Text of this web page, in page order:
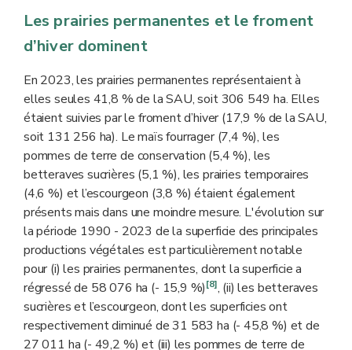
Les prairies permanentes et le froment
d’hiver dominent
En 2023, les prairies permanentes représentaient à
elles seules 41,8 % de la SAU, soit 306 549 ha. Elles
étaient suivies par le froment d’hiver (17,9 % de la SAU,
soit 131 256 ha). Le maïs fourrager (7,4 %), les
pommes de terre de conservation (5,4 %), les
betteraves sucrières (5,1 %), les prairies temporaires
(4,6 %) et l’escourgeon (3,8 %) étaient également
présents mais dans une moindre mesure. L'évolution sur
la période 1990 - 2023 de la superficie des principales
productions végétales est particulièrement notable
pour (i) les prairies permanentes, dont la superficie a
régressé de 58 076 ha (- 15,9 %)[8], (ii) les betteraves
sucrières et l’escourgeon, dont les superficies ont
respectivement diminué de 31 583 ha (- 45,8 %) et de
27 011 ha (- 49,2 %) et (iii) les pommes de terre de